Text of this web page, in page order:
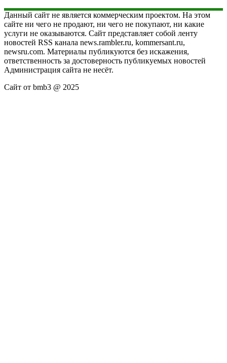
Данный сайт не является коммерческим проектом. На этом
сайте ни чего не продают, ни чего не покупают, ни какие
услуги не оказываются. Сайт представляет собой ленту
новостей RSS канала news.rambler.ru, kommersant.ru,
newsru.com. Материалы публикуются без искажения,
ответственность за достоверность публикуемых новостей
Администрация сайта не несёт.
Сайт от bmb3 @ 2025